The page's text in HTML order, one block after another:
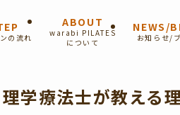
の流れ
ABOUT
warabi PILATES
について
NEWS/
お知らせ/
学療法士が教える